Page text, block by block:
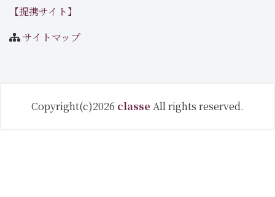
【提携サイト】
サイトマップ
Copyright(c)2026 classe All rights reserved.